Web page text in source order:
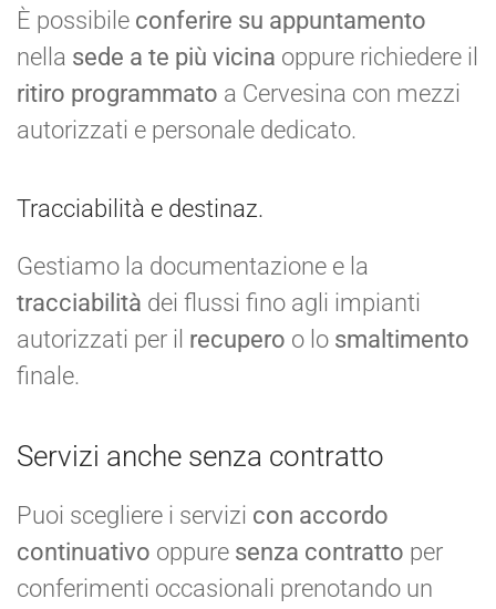
È possibile conferire su appuntamento
nella sede a te più vicina oppure richiedere il
ritiro programmato a Cervesina con mezzi
autorizzati e personale dedicato.
Tracciabilità e destinaz.
Gestiamo la documentazione e la
tracciabilità dei flussi fino agli impianti
autorizzati per il recupero o lo smaltimento
finale.
Servizi anche senza contratto
Puoi scegliere i servizi con accordo
continuativo oppure senza contratto per
conferimenti occasionali prenotando un